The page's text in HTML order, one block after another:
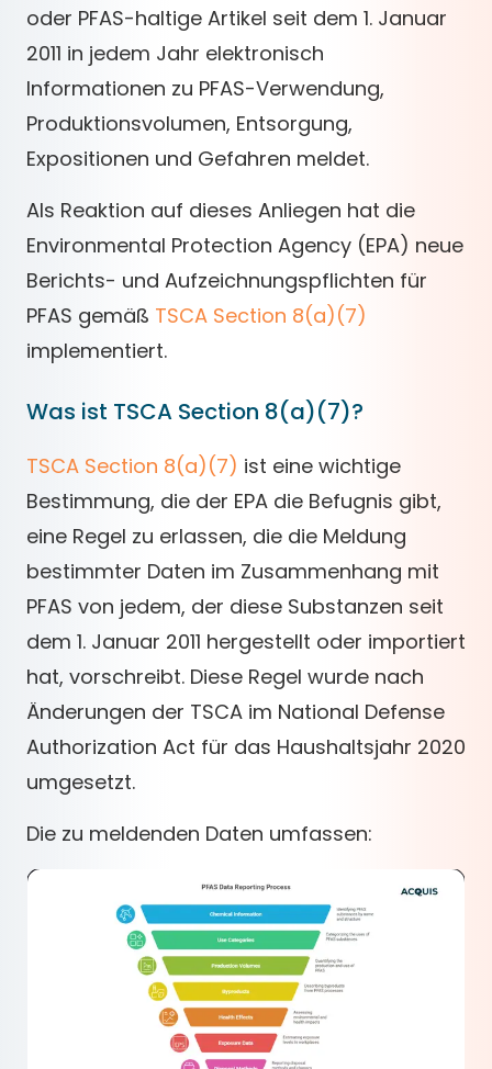
oder PFAS-haltige Artikel seit dem 1. Januar
2011 in jedem Jahr elektronisch
Informationen zu PFAS-Verwendung,
Produktionsvolumen, Entsorgung,
Expositionen und Gefahren meldet.
Als Reaktion auf dieses Anliegen hat die
Environmental Protection Agency (EPA) neue
Berichts- und Aufzeichnungspflichten für
PFAS gemäß TSCA Section 8(a)(7)
implementiert.
Was ist TSCA Section 8(a)(7)?
TSCA Section 8(a)(7) ist eine wichtige
Bestimmung, die der EPA die Befugnis gibt,
eine Regel zu erlassen, die die Meldung
bestimmter Daten im Zusammenhang mit
PFAS von jedem, der diese Substanzen seit
dem 1. Januar 2011 hergestellt oder importiert
hat, vorschreibt. Diese Regel wurde nach
Änderungen der TSCA im National Defense
Authorization Act für das Haushaltsjahr 2020
umgesetzt.
Die zu meldenden Daten umfassen: